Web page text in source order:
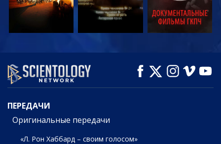
СМОТРЕТЬ СМОТРЕТЬ
СМОТРЕТЬ
ПЕРЕДАЧИ
ПЕРЕДАЧИ
Оригинальные передачи
«Л. Рон Хаббард – своим голосом»